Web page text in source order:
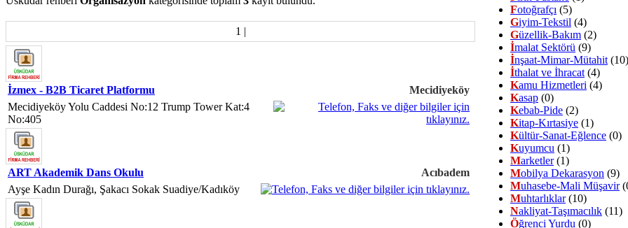
1 |
İzmex - B2B Ticaret Platformu
Mecidiyeköy
Mecidiyeköy Yolu Caddesi No:12 Trump Tower Kat:4
No:405
ART Akademik Dans Okulu
Acıbadem
Ayşe Kadın Durağı, Şakacı Sokak Suadiye/Kadıköy
Fotoğrafçı (5)
Giyim-Tekstil (4)
Güzellik-Bakım (2)
İmalat Sektörü (9)
İnşaat-Mimar-Mütahit(10)
İthalat ve İhracat(4)
Kamu Hizmetleri (4)
Kasap (0)
Kebab-Pide (2)
Kitap-Kırtasiye (1)
Kültür-Sanat-Eğlence (0)
Kuyumcu (1)
Marketler(1)
Mobilya Dekarasyon (9)
Muhasebe-Mali Müşavir
Muhtarlıklar(10)
Nakliyat-Taşımacılık (11)
Öğrenci Yurdu (0)